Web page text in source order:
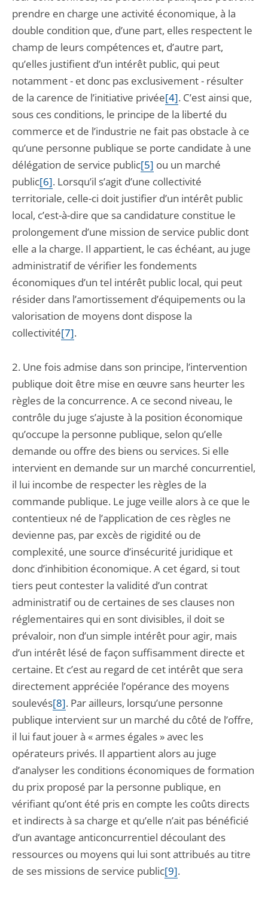
prendre en charge une activité économique, à la
double condition que, d’une part, elles respectent le
champ de leurs compétences et, d’autre part,
qu’elles justifient d’un intérêt public, qui peut
notamment - et donc pas exclusivement - résulter
de la carence de l’initiative privée[4]. C’est ainsi que,
sous ces conditions, le principe de la liberté du
commerce et de l’industrie ne fait pas obstacle à ce
qu’une personne publique se porte candidate à une
délégation de service public[5] ou un marché
public[6]. Lorsqu’il s’agit d’une collectivité
territoriale, celle-ci doit justifier d’un intérêt public
local, c’est-à-dire que sa candidature constitue le
prolongement d’une mission de service public dont
elle a la charge. Il appartient, le cas échéant, au juge
administratif de vérifier les fondements
économiques d’un tel intérêt public local, qui peut
résider dans l’amortissement d’équipements ou la
valorisation de moyens dont dispose la
collectivité[7].
2. Une fois admise dans son principe, l’intervention
publique doit être mise en œuvre sans heurter les
règles de la concurrence. A ce second niveau, le
contrôle du juge s’ajuste à la position économique
qu’occupe la personne publique, selon qu’elle
demande ou offre des biens ou services. Si elle
intervient en demande sur un marché concurrentiel,
il lui incombe de respecter les règles de la
commande publique. Le juge veille alors à ce que le
contentieux né de l’application de ces règles ne
devienne pas, par excès de rigidité ou de
complexité, une source d’insécurité juridique et
donc d’inhibition économique. A cet égard, si tout
tiers peut contester la validité d’un contrat
administratif ou de certaines de ses clauses non
réglementaires qui en sont divisibles, il doit se
prévaloir, non d’un simple intérêt pour agir, mais
d’un intérêt lésé de façon suffisamment directe et
certaine. Et c’est au regard de cet intérêt que sera
directement appréciée l’opérance des moyens
soulevés[8]. Par ailleurs, lorsqu’une personne
publique intervient sur un marché du côté de l’offre,
il lui faut jouer à « armes égales » avec les
opérateurs privés. Il appartient alors au juge
d’analyser les conditions économiques de formation
du prix proposé par la personne publique, en
vérifiant qu’ont été pris en compte les coûts directs
et indirects à sa charge et qu’elle n’ait pas bénéficié
d’un avantage anticoncurrentiel découlant des
ressources ou moyens qui lui sont attribués au titre
de ses missions de service public[9].